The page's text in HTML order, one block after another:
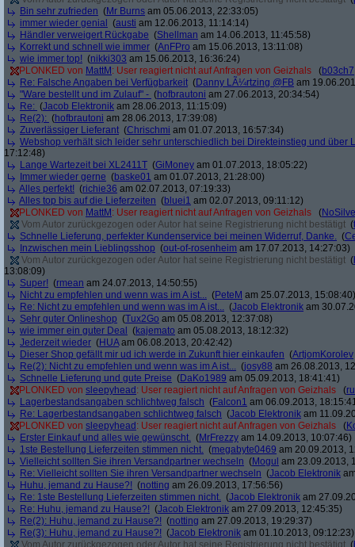
Bin sehr zufrieden (Mr Burns am 05.06.2013, 22:33:05)
immer wieder genial
(austi am 12.06.2013, 11:14:14)
Händler verweigert Rückgabe (Shellman am 14.06.2013, 11:45:58)
Korrekt und schnell wie immer (AnFPro am 15.06.2013, 13:11:08)
wie immer top! (nikki303 am 15.06.2013, 16:36:24)
PLONKED von MattM : User reagiert nicht auf Anfragen von Geizhals (b03ch7
Re: Falsche Angaben bei Verfügbarkeit (Danny LÃ¼rtzing @FB am
"Ware bestellt und im Zulauf" - (hofbrautoni am 27.06.2013, 20:34:54)
Re: (Jacob Elektronik am 28.06.2013, 11:15:09)
Re(2): (hofbrautoni am 28.06.2013, 17:39:08)
Zuverlässiger Lieferant (Chrischmi am 01.07.2013, 16:57:34)
Webshop verhält sich leider sehr unterschiedlich bei Direkteinstieg und über
17:12:48)
Lange Wartezeit bei XL2411T (GiMoney am 01.07.2013, 18:05:22)
Immer wieder gerne (baske01 am 01.07.2013, 21:28:00)
Alles perfekt! (richie36 am 02.07.2013, 07:19:33)
Alles top bis auf die Lieferzeiten (bluei1 am 02.07.2013, 09:11:12)
PLONKED von MattM : User reagiert nicht auf Anfragen von Geizhals (
Vom Autor zurückgezogen oder Autor hat seine Registrierung nicht bestätigt (
Schnelle Lieferung, perfekter Kundenservice bei meinen Widerruf, Danke. (
Inzwischen mein Lieblingsshop (out-of-rosenheim am 17.07.2013, 14:27:03)
Vom Autor zurückgezogen oder Autor hat seine Registrierung nicht bestätigt (
13:08:09)
Super! (rmean am 24.07.2013, 14:50:55)
Nicht zu empfehlen und wenn was im A ist... (PeteM am 25.07.2013, 15:08:40)
Re: Nicht zu empfehlen und wenn was im A ist... (Jacob Elektronik am
Sehr guter Onlineshop (Tux2Go am 05.08.2013, 12:37:08)
wie immer ein guter Deal
(kajemato am 05.08.2013, 18:12:32)
Jederzeit wieder (HUAam 06.08.2013, 20:42:42)
Dieser Shop gefällt mir ud ich werde in Zukunft hier einkaufen (ArtjomKorolev
Re(2): Nicht zu empfehlen und wenn was im A ist... (josy88 am 26.08.2013,
Schnelle Lieferung und gute Preise (DaKo1989 am 05.09.2013, 18:41:41)
PLONKED von sleepyhead : User reagiert nicht auf Anfragen von Geizhals (
Lagerbestandsangaben schlichtweg falsch (Falcon1 am 06.09.2013,
Re: Lagerbestandsangaben schlichtweg falsch (Jacob Elektronik am
PLONKED von sleepyhead : User reagiert nicht auf Anfragen von Geizhals (
Erster Einkauf und alles wie gewünscht. (MrFrezzy am 14.09.2013, 10:07:46)
1ste Bestellung Lieferzeiten stimmen nicht. (megabyte0469 am 20.09.2013,
Vielleicht sollten Sie ihren Versandpartner wechseln (Mogul am 23.09.2013,
Re: Vielleicht sollten Sie ihren Versandpartner wechseln (Jacob Elektronik
Huhu, jemand zu Hause?! (notting am 26.09.2013, 17:56:56)
Re: 1ste Bestellung Lieferzeiten stimmen nicht. (Jacob Elektronik am
Re: Huhu, jemand zu Hause?! (Jacob Elektronik am 27.09.2013, 12:45:35)
Re(2): Huhu, jemand zu Hause?! (notting am 27.09.2013, 19:29:37)
Re(3): Huhu, jemand zu Hause?! (Jacob Elektronik am 01.10.2013, 09:12:23)
Vom Autor zurückgezogen oder Autor hat seine Registrierung nicht bestätigt (